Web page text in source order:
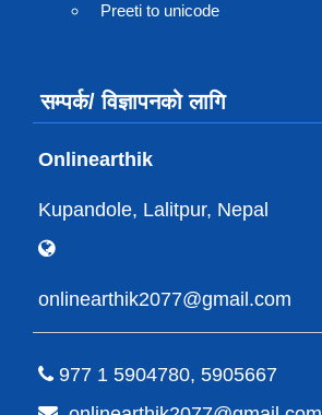
Preeti to unicode
सम्पर्क/ विज्ञापनको लागि
Onlinearthik
Kupandole, Lalitpur, Nepal
onlinearthik2077@gmail.com
977 1 5904780, 5905667